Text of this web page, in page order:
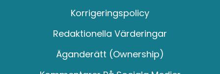
Korrigeringspolicy
Redaktionella Värderingar
Äganderätt (Ownership)